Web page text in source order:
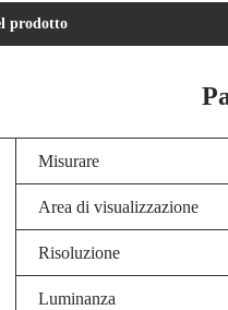
prodotto
Misurare
Area di visualizzazione
Risoluzione
Luminanza